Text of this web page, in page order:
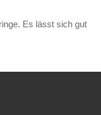
Es lässt sich gut